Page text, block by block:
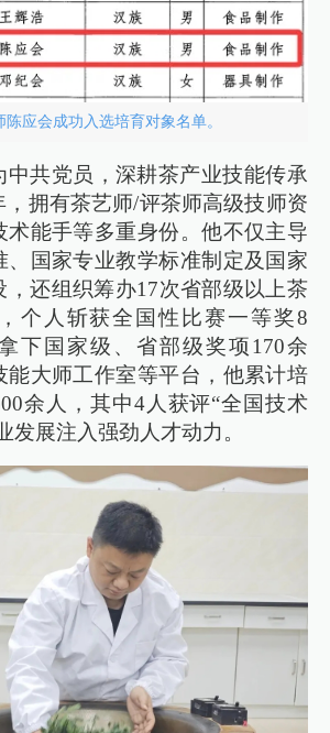
陈应会成功入选培育对象名单。
中共党员，深耕茶产业技能传承
拥有茶艺师/评茶师高级技师资
术能手等多重身份。他不仅主导
、国家专业教学标准制定及国家
，还组织筹办17次省部级以上茶
个人斩获全国性比赛一等奖8
下国家级、省部级奖项170余
能大师工作室等平台，他累计培
余人，其中4人获评“全国技术
发展注入强劲人才动力。